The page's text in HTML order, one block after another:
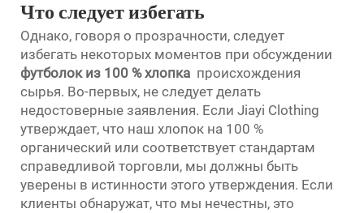
Что следует избегать
Однако, говоря о прозрачности, следует
избегать некоторых моментов при обсуждении
футболок из 100 % хлопка происхождения
сырья. Во-первых, не следует делать
недостоверные заявления. Если Jiayi Clothing
утверждает, что наш хлопок на 100 %
органический или соответствует стандартам
справедливой торговли, мы должны быть
уверены в истинности этого утверждения. Если
клиенты обнаружат, что мы нечестны, это